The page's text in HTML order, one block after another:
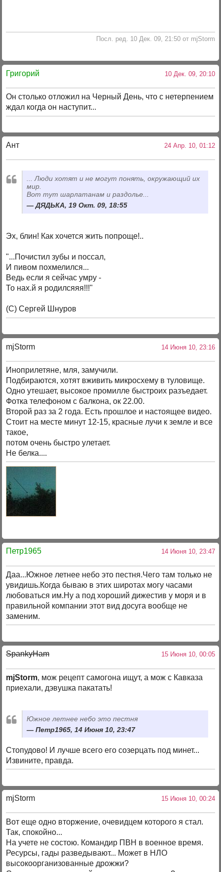
Посл. ред. 10 Дек. 09, 21:50 от mjStorm
Григорий 10 Дек. 09, 20:10
Он столько отложил на Черный День, что с нетерпением
ждал когда он наступит...
Ант 24 Апр. 10, 01:12
... Люди хотят и не могут понять, окружающий их
мир.
Вот тут шарлатанам и раздолье...
ДЯДЬКА, 19 Окт. 09, 18:55
Эх, блин! Как хочется жить попроще!..
"...Почистил зубы и поссал,
И пивом похмелился...
Ведь если я сейчас умру -
То нах.й я родилсяяя!!!"
(С) Сергей Шнуров
mjStоrm 14 Июня 10, 23:16
Иноприлетяне, мля, замучили.
Подбираются, хотят вживить микросхему в туловище.
Одно утешает, высокое промилле быстроих разъедает.
Фотка телефоном с балкона, ок 22.00.
Второй раз за 2 года. Есть прошлое и настоящее видео.
Стоит на месте минут 12-15, красные лучи к земле и все
такое,
потом очень быстро улетает.
Не белка....
Петр1965 14 Июня 10, 23:47
Даа...Южное летнее небо это пестня.Чего там только не
увидишь.Когда бываю в этих широтах могу часами
любоваться им.Ну а под хороший дижестив у моря и в
правильной компании этот вид досуга вообще не
заменим.
SpankyHam 15 Июня 10, 00:05
mjStorm, мож рецепт самогона ищут, а мож с Кавказа
приехали, дэвушка пакатать!
Южное летнее небо это пестня
Петр1965, 14 Июня 10, 23:47
Стопудово! И лучше всего его созерцать под минет...
Извините, правда.
mjStоrm 15 Июня 10, 00:24
Вот еще одно вторжение, очевидцем которого я стал.
Так, спокойно...
На учете не состою. Командир ПВН в военное время.
Ресурсы, гады разведывают... Может в НЛО
высокоорганизованные дрожжи?